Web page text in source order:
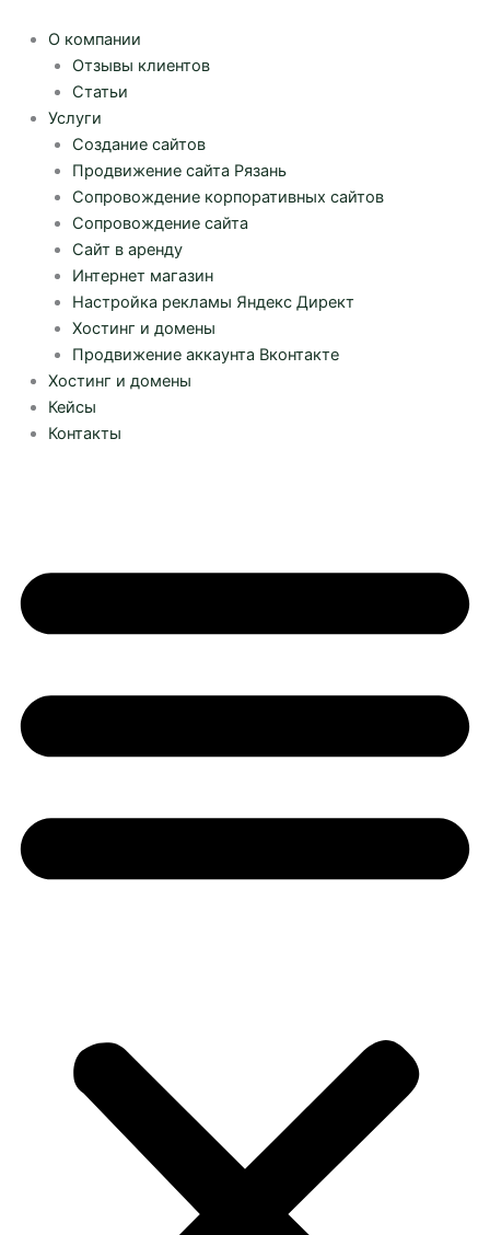
содержимому
О компании
Отзывы клиентов
Статьи
Услуги
Создание сайтов
Продвижение сайта Рязань
Сопровождение корпоративных сайтов
Сопровождение сайта
Сайт в аренду
Интернет магазин
Настройка рекламы Яндекс Директ
Хостинг и домены
Продвижение аккаунта Вконтакте
Хостинг и домены
Кейсы
Контакты